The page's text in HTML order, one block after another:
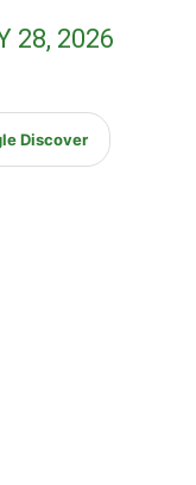
28, 2026
Discover